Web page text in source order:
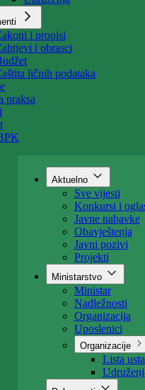
Organizacije
Lista ustanova
Udruzenja
i propisi
i obrasci
ličnih podataka
Aktuelno
Sve vijesti
Konkursi i oglasi
Javne nabavke
Obavještenja
Javni pozivi
Projekti
Ministarstvo
Ministar
Nadležnosti
Organizacija
Uposlenici
Organizacije